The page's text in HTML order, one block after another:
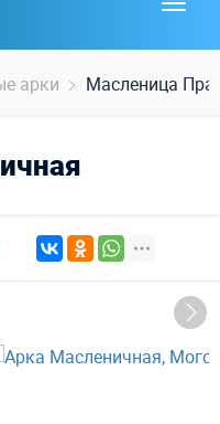
арки Масленица